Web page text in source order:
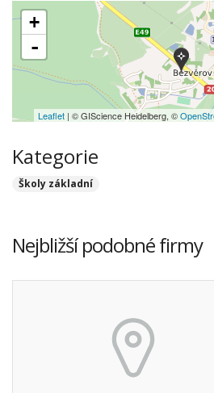
+
-
Leaflet | © GIScience Heidelberg, ©
Kategorie
Školy základní
Nejbližší podobné firmy